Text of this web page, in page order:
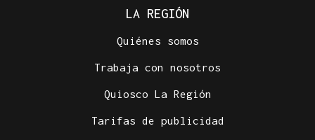
LA REGIÓN
Quiénes somos
Trabaja con nosotros
Quiosco La Región
Tarifas de publicidad